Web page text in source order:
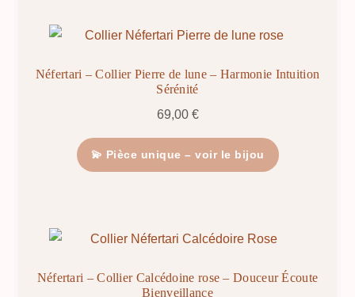
Néfertari – Collier Pierre de lune – Harmonie Intuition
Sérénité
69,00 €
💫 Pièce unique – voir le bijou
Néfertari – Collier Calcédoine rose – Douceur Écoute
Bienveillance